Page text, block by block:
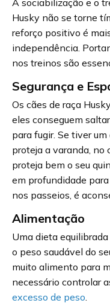
A sociabilização e o
Husky não se torne
reforço positivo é
independência.
nos treinos são
Segurança e
Os cães de raça
eles conseguem
para fugir. Se tiver
proteja a varanda, no
proteja bem o seu
em profundidade
nos passeios, é
Alimentação
Uma dieta
o peso saudável do
muito alimento para
necessário controlar
excesso de peso.